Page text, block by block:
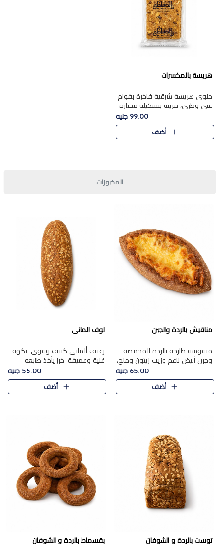
هريسة بالمكسرات
حلوى هريسة شرقية فاخرة بقوام
غني وطري، مزينة بتشكيلة مختارة
من المكسرات الفاخرة التي تضيف
قرمشة مميزة ونكهة غنية في كل
قطعة. تجمع بين المذاق..
99.00 جنيه
أضف
المخبوزات
مناقيش بالردة والجبن
منقوشه طازجة بالرده المحمصة
وجبن أبيض ناعم وزيت زيتون وملح،
مباشرة من الفرن.الرده مع نعومة
الجبن فوق عجينة طازجة.
65.00 جنيه
أضف
لوف المانى
رغيف ألماني كثيف وقوي بنكهة
غنية وعميقة. خبز يأخذ طابعه
55.00 جنيه
أضف
توست بالردة و الشوفان بقسماط بالردة و الشوفان